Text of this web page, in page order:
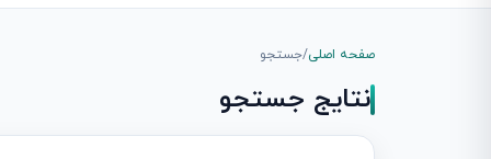
صفحه اصلی/جستجو
نتایج جستجو